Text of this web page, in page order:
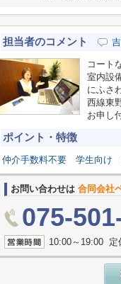
担当者のコメント
コート
室内設
にふさ
西線東
お申し
ポイント・特徴
仲介手数料不要 学生向け
お問い合わせは 合同会社
075-
10:00～19:00 定